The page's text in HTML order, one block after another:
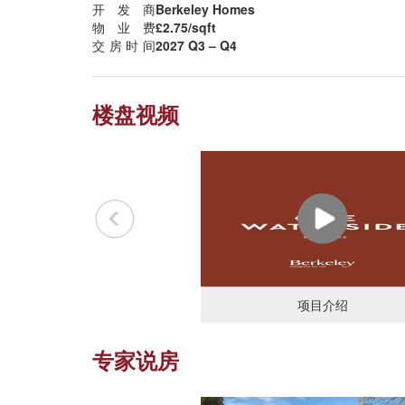
开发商Berkeley Homes
物业费£2.75/sqft
交房时间2027 Q3 – Q4
楼盘视频
项目介绍
专家说房